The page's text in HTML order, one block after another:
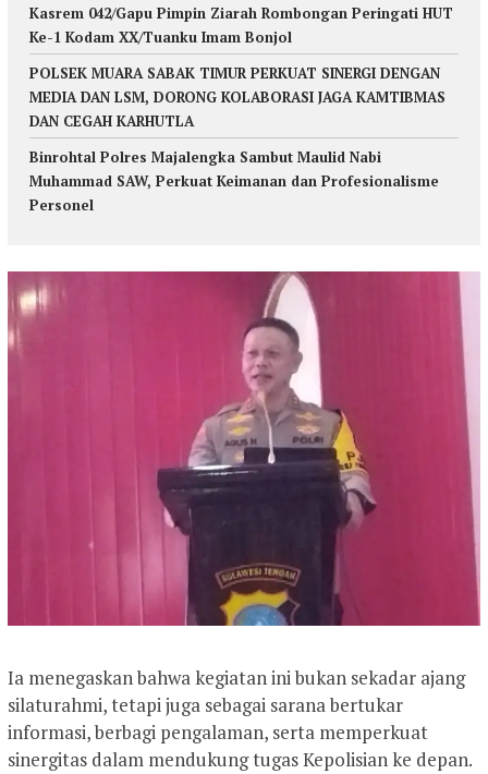
Kasrem 042/Gapu Pimpin Ziarah Rombongan Peringati HUT
Ke-1 Kodam XX/Tuanku Imam Bonjol
POLSEK MUARA SABAK TIMUR PERKUAT SINERGI DENGAN
MEDIA DAN LSM, DORONG KOLABORASI JAGA KAMTIBMAS
DAN CEGAH KARHUTLA
Binrohtal Polres Majalengka Sambut Maulid Nabi
Muhammad SAW, Perkuat Keimanan dan Profesionalisme
Personel
Ia menegaskan bahwa kegiatan ini bukan sekadar ajang
silaturahmi, tetapi juga sebagai sarana bertukar
informasi, berbagi pengalaman, serta memperkuat
sinergitas dalam mendukung tugas Kepolisian ke depan.